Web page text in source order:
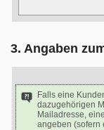
3. Angaben
Falls eine
dazugehörigen
Mailadresse,
angeben (sofern